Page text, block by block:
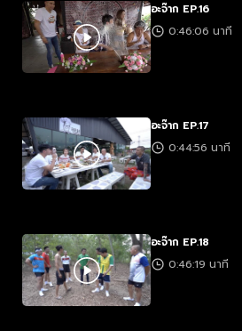
อะจ๊าก EP.16
0:46:06 นาที
อะจ๊าก EP.17
0:44:56 นาที
อะจ๊าก EP.18
0:46:19 นาที